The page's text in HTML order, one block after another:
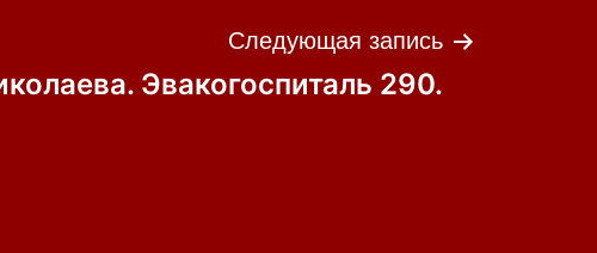
Следующая запись
Эвакогоспиталь 290.